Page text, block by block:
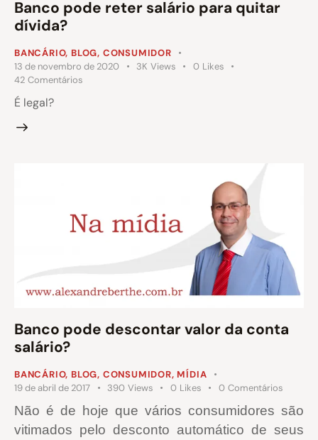
Banco pode reter salário para quitar
dívida?
BANCÁRIO, BLOG, CONSUMIDOR
13 de novembro de 2020
3K Views 0 Likes
42 Comentários
É legal?
Banco pode descontar valor da conta
salário?
BANCÁRIO, BLOG, CONSUMIDOR, MÍDIA
19 de abril de 2017
390 Views 0 Likes 0 Comentários
Não é de hoje que vários consumidores são
vitimados pelo desconto automático de seus